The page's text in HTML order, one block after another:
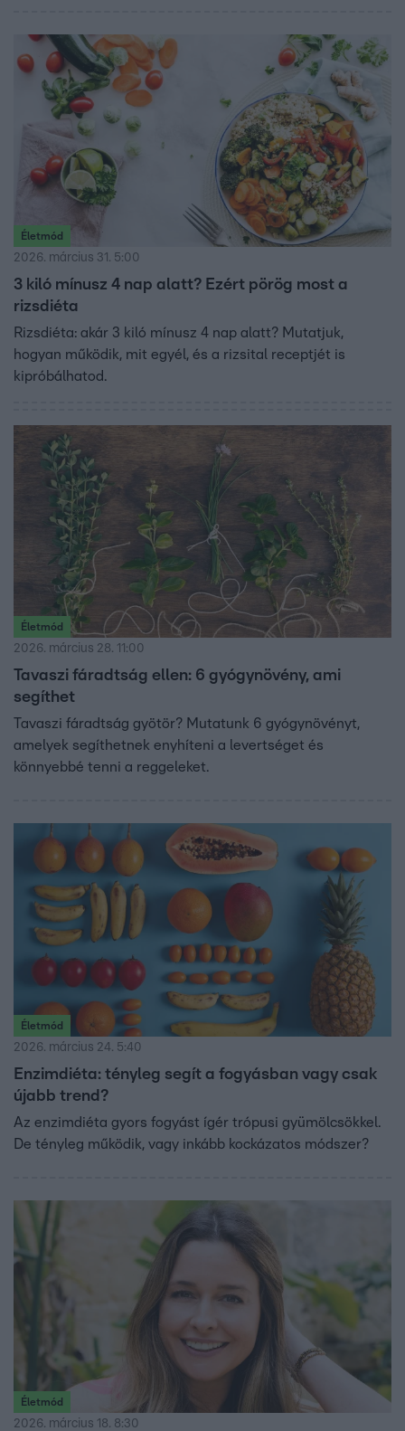
Életmód
2026. március 31. 5:00
3 kiló mínusz 4 nap alatt? Ezért pörög most a
rizsdiéta
Rizsdiéta: akár 3 kiló mínusz 4 nap alatt? Mutatjuk,
hogyan működik, mit egyél, és a rizsital receptjét is
kipróbálhatod.
Életmód
2026. március 28. 11:00
Tavaszi fáradtság ellen: 6 gyógynövény, ami
segíthet
Tavaszi fáradtság gyötör? Mutatunk 6 gyógynövényt,
amelyek segíthetnek enyhíteni a levertséget és
könnyebbé tenni a reggeleket.
Életmód
2026. március 24. 5:40
Enzimdiéta: tényleg segít a fogyásban vagy csak
újabb trend?
Az enzimdiéta gyors fogyást ígér trópusi gyümölcsökkel.
De tényleg működik, vagy inkább kockázatos módszer?
Életmód
2026. március 18. 8:30